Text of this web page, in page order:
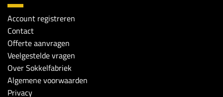
Account registreren
Contact
Offerte aanvragen
Veelgestelde vragen
Over Sokkelfabriek
Algemene voorwaarden
Privacy